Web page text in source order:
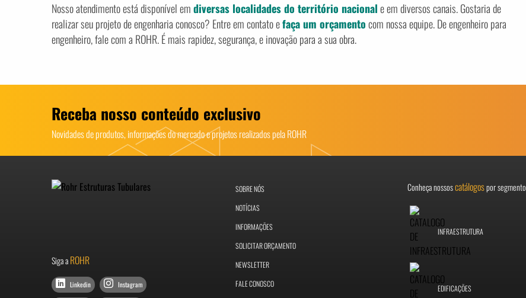
Nosso atendimento está disponível emdiversas localidades do território nacionale em diversos canais. Gostaria de
realizar seu projeto de engenharia conosco? Entre em contato efaça um orçamentocom nossa equipe. De engenheiro para
engenheiro, fale com a ROHR. É mais rapidez, segurança, e inovação para a sua obra.
Receba nosso conteúdo exclusivo
Novidades de produtos, informações do mercado e projetos realizados pela ROHR
Siga aROHR
Linkedin Instagram
SOBRE NÓS
NOTÍCIAS
INFORMAÇÕES
SOLICITAR ORÇAMENTO
NEWSLETTER
FALE CONOSCO
Conheça nossoscatálogospor segmento
INFRAESTRUTURA
EDIFICAÇÕES